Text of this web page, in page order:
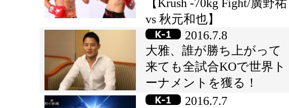
【Krush -70kg Fight/廣野祐
vs 秋元和也】
2016.7.8
大雅、誰が勝ち上がって
来ても全試合KOで世界ト
ーナメントを獲る！
2016.7.7